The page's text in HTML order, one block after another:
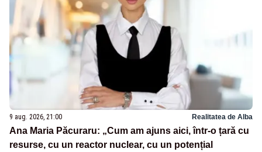
9 aug. 2026, 21:00 Realitatea de Alba
Ana Maria Păcuraru: „Cum am ajuns aici, într-o țară cu
resurse, cu un reactor nuclear, cu un potențial